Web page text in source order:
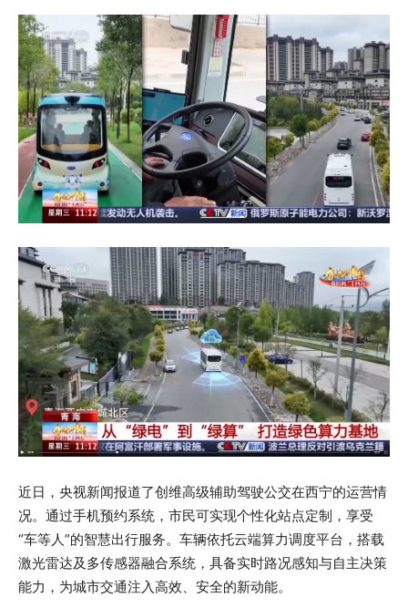
近日，央视新闻报道了创维高级辅助驾驶公交在西宁的运营情
况。通过手机预约系统，市民可实现个性化站点定制，享受
“车等人”的智慧出行服务。车辆依托云端算力调度平台，搭载
激光雷达及多传感器融合系统，具备实时路况感知与自主决策
能力，为城市交通注入高效、安全的新动能。